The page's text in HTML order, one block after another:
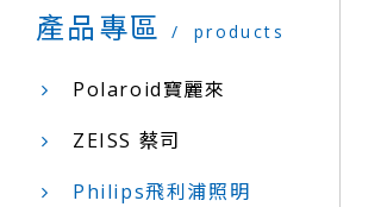
產品專區 products
Polaroid寶麗來
ZEISS 蔡司
Philips飛利浦照明